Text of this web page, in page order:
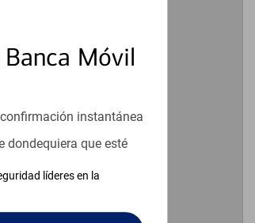
Móvil
instantánea
dondequiera que esté
líderes en la